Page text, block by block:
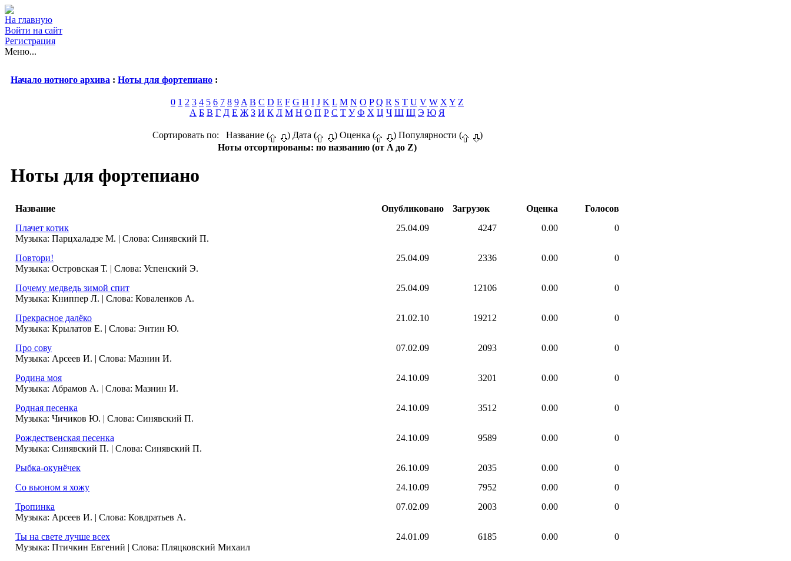
На главную
Войти на сайт
Регистрация
Меню...
Начало нотного архива : Ноты для фортепиано :
0 1 2 3 4 5 6 7 8 9 A B C D E F G H I J K L M N O P Q R S T U V W X Y Z
А Б В Г Д Е Ж З И К Л М Н О П Р С Т У Ф Х Ц Ч Ш Щ Э Ю Я
Сортировать по: Название ( ) Дата ( ) Оценка ( ) Популярности (
)
Ноты отсортированы: по названию (от A до Z)
Ноты для фортепиано
Название Опубликовано Загрузок Оценка
Голосов
Плачет котик
Музыка: Парцхаладзе М. | Слова: Синявский П.
25.04.09 4247 0.00 0
Повтори!
Музыка: Островская Т. | Слова: Успенский Э.
25.04.09 2336 0.00 0
Почему медведь зимой спит
Музыка: Книппер Л. | Слова: Коваленков А.
25.04.09 12106 0.00 0
Прекрасное далёко
Музыка: Крылатов Е. | Слова: Энтин Ю.
21.02.10 19212 0.00 0
Про сову
Музыка: Арсеев И. | Слова: Мазнин И.
07.02.09 2093 0.00 0
Родина моя
Музыка: Абрамов А. | Слова: Мазнин И.
24.10.09 3201 0.00 0
Родная песенка
Музыка: Чичиков Ю. | Слова: Синявский П.
24.10.09 3512 0.00 0
Рождественская песенка
Музыка: Синявский П. | Слова: Синявский П.
24.10.09 9589 0.00 0
Рыбка-окунёчек 26.10.09 2035 0.00
0
Со вьюном я хожу
24.10.09 7952 0.00
0
Тропинка
Музыка: Арсеев И. | Слова: Ковдратьев А.
07.02.09 2003 0.00 0
Ты на свете лучше всех
Музыка: Птичкин Евгений | Слова: Пляцковский Михаил
24.01.09 6185 0.00 0